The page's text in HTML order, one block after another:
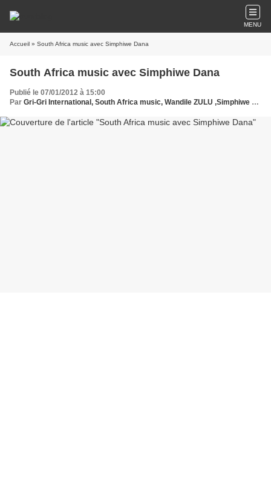
MENU
Accueil » South Africa music avec Simphiwe Dana
South Africa music avec Simphiwe Dana
Publié le 07/01/2012 à 15:00
Par Gri-Gri International, South Africa music, Wandile ZULU ,Simphiwe Dana, Ma solange Oussou